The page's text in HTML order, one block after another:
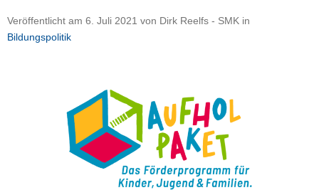
e
i
Veröffentlicht am 6. Juli 2021 von Dirk Reelfs - SMK in
Bildungspolitik